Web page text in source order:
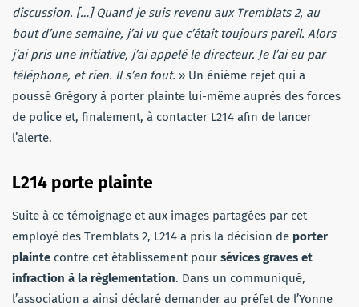
discussion. […] Quand je suis revenu aux Tremblats 2, au
bout d’une semaine, j’ai vu que c’était toujours pareil. Alors
j’ai pris une initiative, j’ai appelé le directeur. Je l’ai eu par
téléphone, et rien. Il s’en fout. » Un énième rejet qui a
poussé Grégory à porter plainte lui-même auprès des forces
de police et, finalement, à contacter L214 afin de lancer
l’alerte.
L214 porte plainte
Suite à ce témoignage et aux images partagées par cet
employé des Tremblats 2, L214 a pris la décision de porter
plainte contre cet établissement pour sévices graves et
infraction à la règlementation. Dans un communiqué,
l’association a ainsi déclaré demander au préfet de l’Yonne